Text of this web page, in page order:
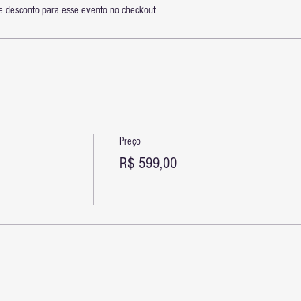
para esse evento no checkout
Preço
R$ 599,00